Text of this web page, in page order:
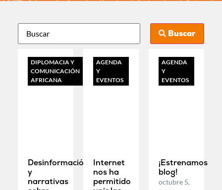
Buscar
DIPLOMACIA Y
COMUNICACIÓN
AFRICANA
Desinformación
y
narrativas
AGENDA
Y
EVENTOS
Internet
nos ha
permitido
AGENDA
Y
EVENTOS
¡Estrenamos
blog!
octubre 5,